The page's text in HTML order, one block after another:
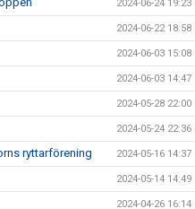
2024-06-24 19:23
2024-06-22 18:58
2024-06-03 15:08
2024-06-03 14:47
2024-05-28 22:00
2024-05-24 22:36
ryttarförening 2024-05-16 14:37
2024-05-14 14:49
2024-04-26 16:14